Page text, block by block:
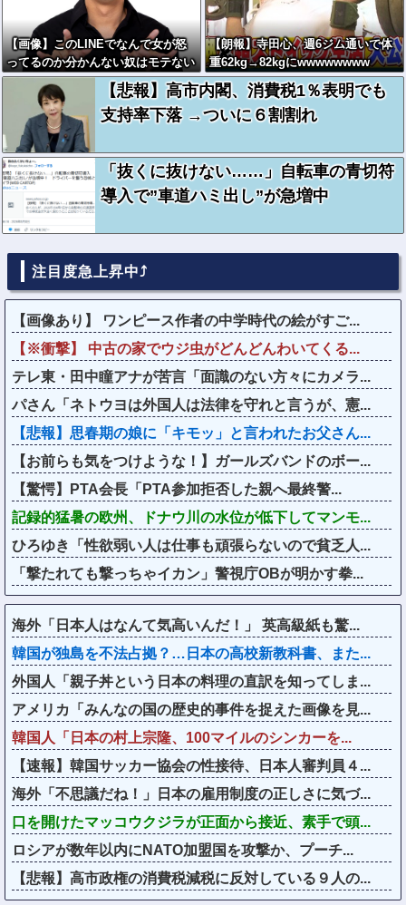
【画像】このLINEでなんで女が怒
ってるのか分かんない奴はモテない
奴確定らしい←お前らは勿論わかる
よな？？？？？？？
【朗報】寺田心、週6ジム通いで体
重62kg→82kgにwwwwwwww
【悲報】高市内閣、消費税1％表明でも
支持率下落 →ついに６割割れ
「抜くに抜けない……」自転車の青切符
導入で”車道ハミ出し”が急増中
注目度急上昇中⤴
【画像あり】 ワンピース作者の中学時代の絵がすご...
【※衝撃】 中古の家でウジ虫がどんどんわいてくる...
テレ東・田中瞳アナが苦言「面識のない方々にカメラ...
パさん「ネトウヨは外国人は法律を守れと言うが、憲...
【悲報】思春期の娘に「キモッ」と言われたお父さん...
【お前らも気をつけような！】ガールズバンドのボー...
【驚愕】PTA会長「PTA参加拒否した親へ最終警...
記録的猛暑の欧州、ドナウ川の水位が低下してマンモ...
ひろゆき「性欲弱い人は仕事も頑張らないので貧乏人...
「撃たれても撃っちゃイカン」警視庁OBが明かす拳...
海外「日本人はなんて気高いんだ！」 英高級紙も驚...
韓国が独島を不法占拠？…日本の高校新教科書、また...
外国人「親子丼という日本の料理の直訳を知ってしま...
アメリカ「みんなの国の歴史的事件を捉えた画像を見...
韓国人「日本の村上宗隆、100マイルのシンカーを...
【速報】韓国サッカー協会の性接待、日本人審判員４...
海外「不思議だね！」日本の雇用制度の正しさに気づ...
口を開けたマッコウクジラが正面から接近、素手で頭...
ロシアが数年以内にNATO加盟国を攻撃か、プーチ...
【悲報】高市政権の消費税減税に反対している９人の...